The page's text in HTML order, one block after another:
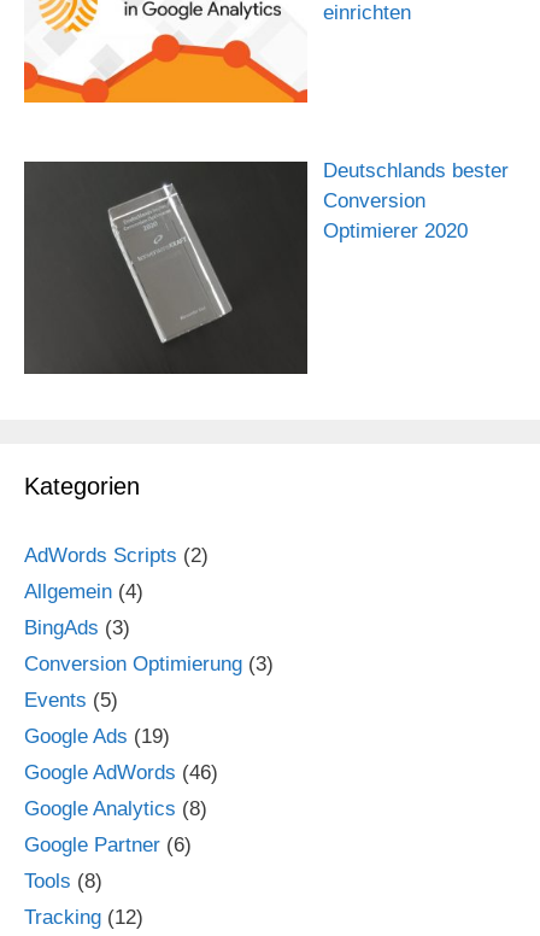
einrichten
Deutschlands bester
Conversion
Optimierer 2020
Kategorien
AdWords Scripts (2)
Allgemein (4)
BingAds (3)
Conversion Optimierung (3)
Events (5)
Google Ads (19)
Google AdWords (46)
Google Analytics (8)
Google Partner (6)
Tools (8)
Tracking (12)